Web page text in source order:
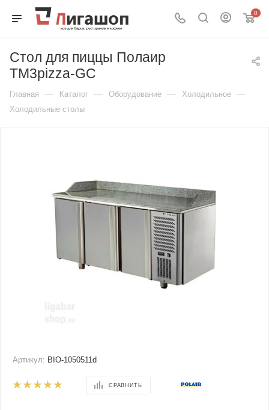
0
Стол для пиццы Полаир
TM3pizza-GC
Главная — Каталог — Оборудование — Холодильное —
Холодильные столы
Артикул: BIO-1050511d
СРАВНИТЬ